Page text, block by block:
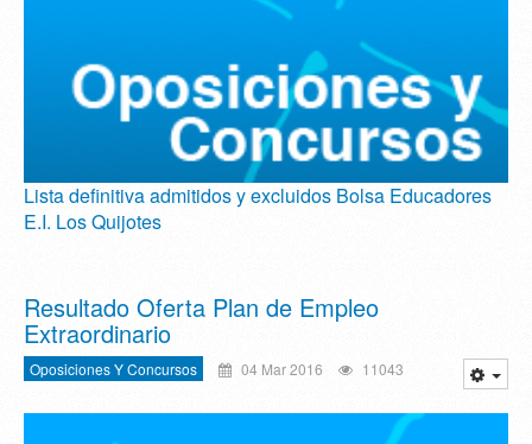
Lista definitiva admitidos y excluidos Bolsa Educadores
E.I. Los Quijotes
Resultado Oferta Plan de Empleo
Extraordinario
Oposiciones Y Concursos 04 Mar 2016 11043